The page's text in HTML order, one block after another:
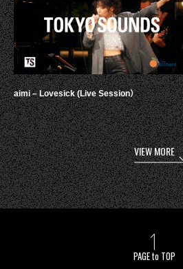
aimi – Lovesick (Live Session）
VIEW MORE
PAGE to TOP